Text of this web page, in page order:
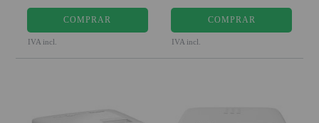
Asistencia Técnica:
COMPRAR
IVA incl.
COMPRAR
IVA incl.